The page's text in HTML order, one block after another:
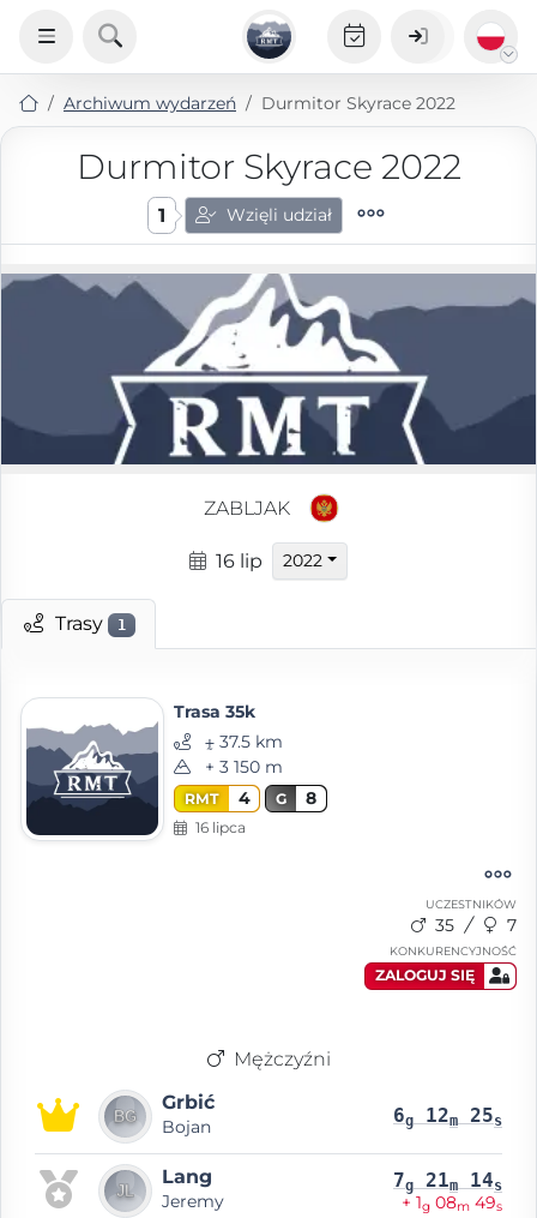
Archiwum wydarzeń Durmitor Skyrace 2022
Durmitor Skyrace 2022
1 Wzięli udział
ZABLJAK
16 lip 2022
Trasy 1
Trasa 35k
⨦ 37.5 km
+ 3 150 m
RMT 4 G 8
16 lipca
UCZESTNIKÓW
35 7
KONKURENCYJNOŚĆ
ZALOGUJ SIĘ
Mężczyźni
Grbić
Bojan 6g 12m 25s
Lang
Jeremy
7g 21m 14s
+ 1g 08m 49s